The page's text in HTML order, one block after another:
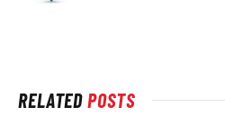
RELATEDPOSTS